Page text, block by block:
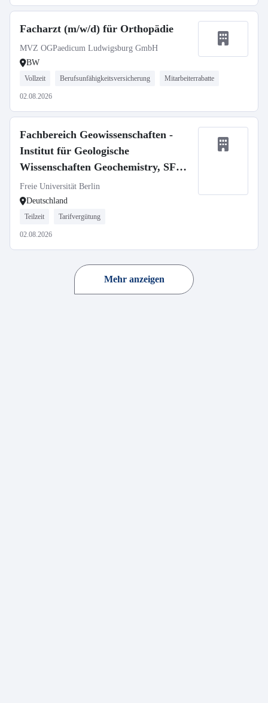
Facharzt (m/w/d) für Orthopädie
MVZ OGPaedicum Ludwigsburg GmbH
BW
Vollzeit Berufsunfähigkeitsversicherung Mitarbeiterrabatte
02.08.2026
Fachbereich Geowissenschaften -
Institut für Geologische
Wissenschaften Geochemistry, SFB
1759
Freie Universität Berlin
Deutschland
Teilzeit Tarifvergütung
02.08.2026
Mehr anzeigen